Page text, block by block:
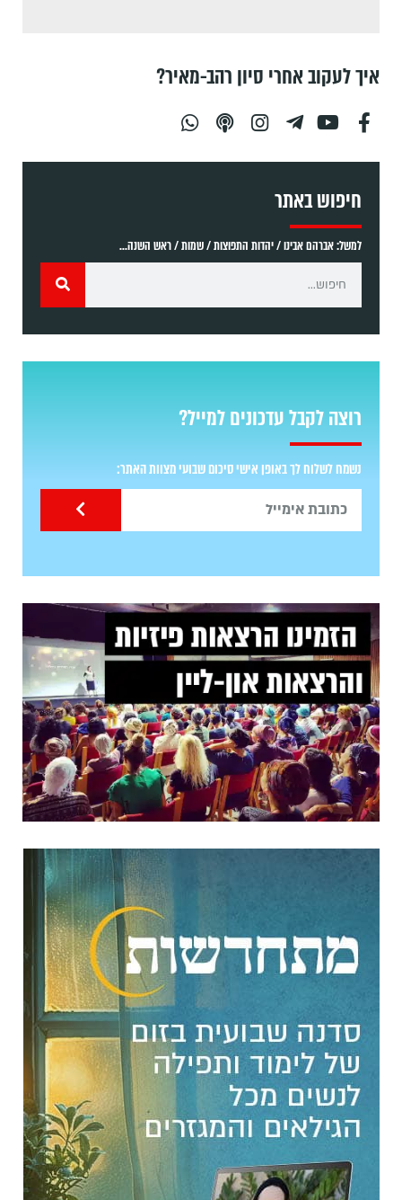
איך לעקוב אחרי סיון רהב-מאיר?
חיפוש באתר
למשל: אברהם אבינו / יהדות התפוצות / שמות / ראש השנה...
רוצה לקבל עדכונים למייל?
נשמח לשלוח לך באופן אישי סיכום שבועי מצוות האתר: